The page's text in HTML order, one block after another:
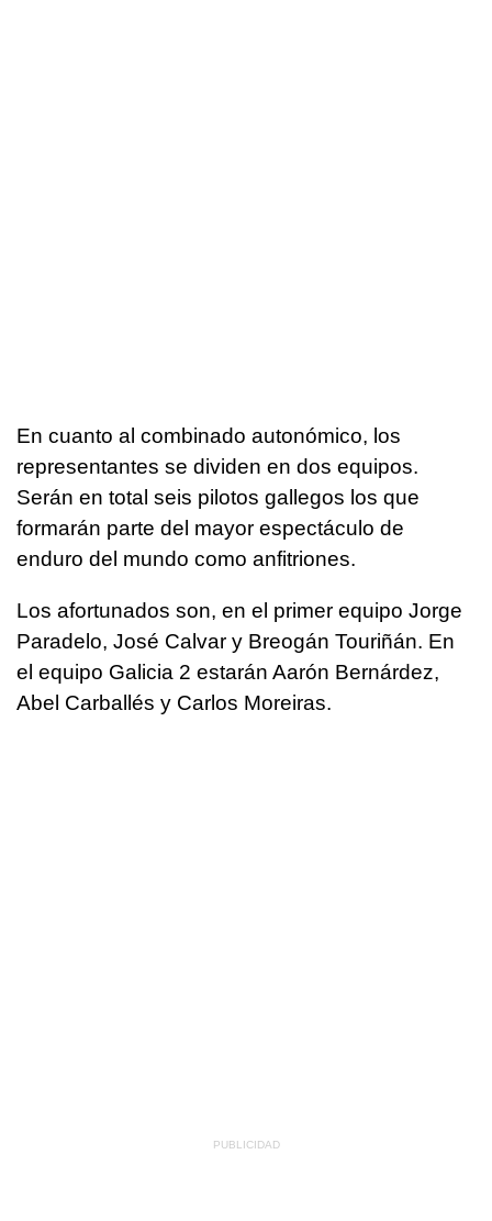
En cuanto al combinado autonómico, los
representantes se dividen en dos equipos.
Serán en total seis pilotos gallegos los que
formarán parte del mayor espectáculo de
enduro del mundo como anfitriones.
Los afortunados son, en el primer equipo Jorge
Paradelo, José Calvar y Breogán Touriñán. En
el equipo Galicia 2 estarán Aarón Bernárdez,
Abel Carballés y Carlos Moreiras.